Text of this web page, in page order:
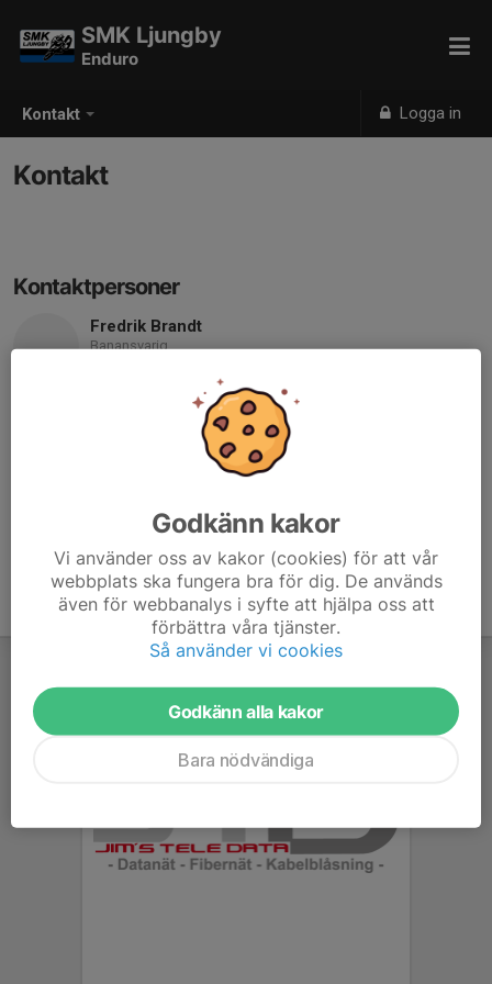
Kontakt Logga in
SMK Ljungby
Enduro
Kontakt
Kontaktpersoner
Fredrik Brandt
Banansvarig
E-post visas bara för inloggade
Krister Jakobsson
Mobil/telefon visas bara för inloggade
Godkänn kakor
Vi använder oss av kakor (cookies) för att vår
webbplats ska fungera bra för dig. De används
även för webbanalys i syfte att hjälpa oss att
förbättra våra tjänster.
Så använder vi cookies
Godkänn alla kakor
Bara nödvändiga